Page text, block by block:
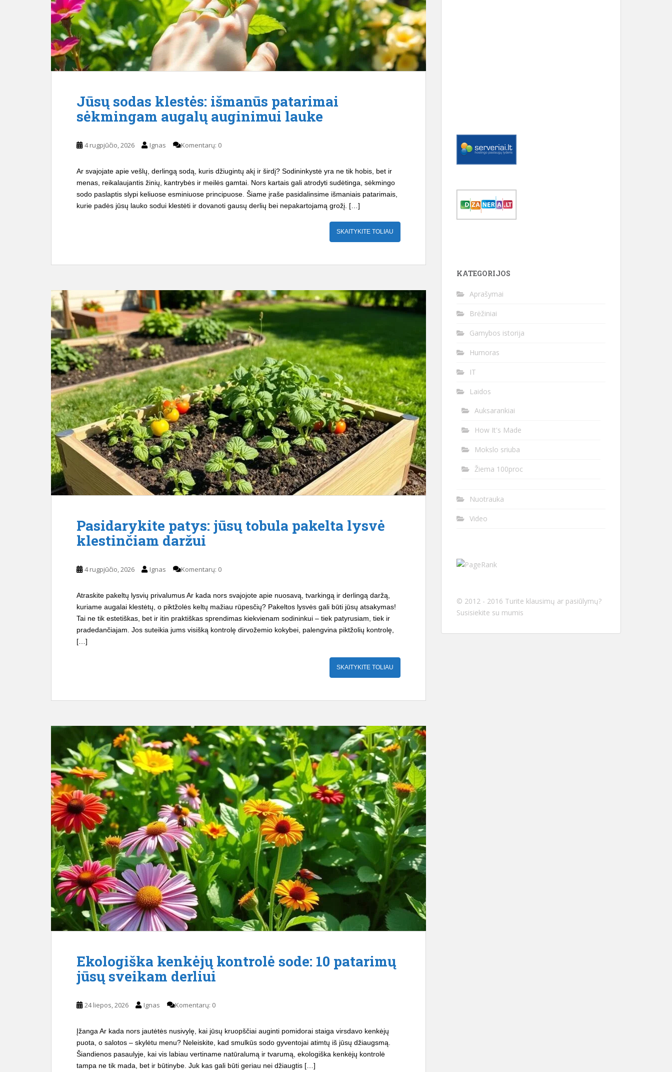
Jūsų sodas klestės: išmanūs patarimai
sėkmingam augalų auginimui lauke
4 rugpjūčio, 2026 Ignas Komentarų: 0
Ar svajojate apie vešlų, derlingą sodą, kuris džiugintų akį ir širdį? Sodininkystė yra ne tik hobis, bet ir
menas, reikalaujantis žinių, kantrybės ir meilės gamtai. Nors kartais gali atrodyti sudėtinga, sėkmingo
sodo paslaptis slypi keliuose esminiuose principuose. Šiame įraše pasidalinsime išmaniais patarimais,
kurie padės jūsų lauko sodui klestėti ir dovanoti gausų derlių bei nepakartojamą grožį. […]
SKAITYKITE TOLIAU
Pasidarykite patys: jūsų tobula pakelta lysvė
klestinčiam daržui
4 rugpjūčio, 2026 Ignas Komentarų: 0
Atraskite pakeltų lysvių privalumus Ar kada nors svajojote apie nuosavą, tvarkingą ir derlingą daržą,
kuriame augalai klestėtų, o piktžolės keltų mažiau rūpesčių? Pakeltos lysvės gali būti jūsų atsakymas!
Tai ne tik estetiškas, bet ir itin praktiškas sprendimas kiekvienam sodininkui – tiek patyrusiam, tiek ir
pradedančiajam. Jos suteikia jums visišką kontrolę dirvožemio kokybei, palengvina piktžolių kontrolę,
[…]
SKAITYKITE TOLIAU
Ekologiška kenkėjų kontrolė sode: 10 patarimų
jūsų sveikam derliui
24 liepos, 2026 Ignas Komentarų: 0
Įžanga Ar kada nors jautėtės nusivylę, kai jūsų kruopščiai auginti pomidorai staiga virsdavo kenkėjų
puota, o salotos – skylėtu menu? Neleiskite, kad smulkūs sodo gyventojai atimtų iš jūsų džiaugsmą.
Šiandienos pasaulyje, kai vis labiau vertiname natūralumą ir tvarumą, ekologiška kenkėjų kontrolė
tampa ne tik mada, bet ir būtinybe. Juk kas gali būti geriau nei džiaugtis […]
KATEGORIJOS
Aprašymai
Brėžiniai
Gamybos istorija
Humoras
IT
Laidos
Auksarankiai
How It's Made
Mokslo sriuba
Žiema 100proc
Nuotrauka
Video
© 2012 - 2016 Turite klausimų ar pasiūlymų?
Susisiekite su mumis